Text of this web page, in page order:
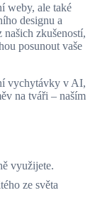
weby, ale také
designu a
zkušeností,
posunout vaše
vychytávky v AI,
na tváři – naším
využijete.
ze světa